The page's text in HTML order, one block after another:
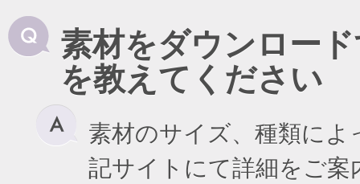
素材をダウンロー
を教えてください
素材のサイズ、種類に
記サイトにて詳細をご